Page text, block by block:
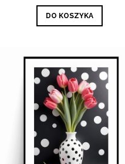
DO KOSZYKA